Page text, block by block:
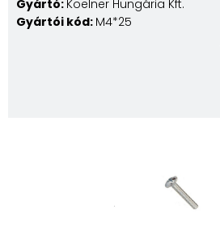
Gyártó: Koelner Hungária Kft.
Gyártói kód: M4*25